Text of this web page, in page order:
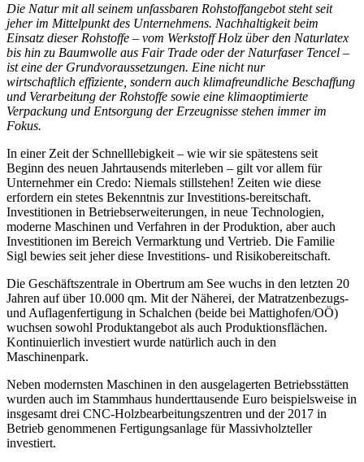
Die Natur mit all seinem unfassbaren Rohstoffangebot steht seit
jeher im Mittelpunkt des Unternehmens. Nachhaltigkeit beim
Einsatz dieser Rohstoffe – vom Werkstoff Holz über den Naturlatex
bis hin zu Baumwolle aus Fair Trade oder der Naturfaser Tencel –
ist eine der Grundvoraussetzungen. Eine nicht nur
wirtschaftlich effiziente, sondern auch klimafreundliche Beschaffung
und Verarbeitung der Rohstoffe sowie eine klimaoptimierte
Verpackung und Entsorgung der Erzeugnisse stehen immer im
Fokus.
In einer Zeit der Schnelllebigkeit – wie wir sie spätestens seit
Beginn des neuen Jahrtausends miterleben – gilt vor allem für
Unternehmer ein Credo: Niemals stillstehen! Zeiten wie diese
erfordern ein stetes Bekenntnis zur Investitions-bereitschaft.
Investitionen in Betriebserweiterungen, in neue Technologien,
moderne Maschinen und Verfahren in der Produktion, aber auch
Investitionen im Bereich Vermarktung und Vertrieb. Die Familie
Sigl bewies seit jeher diese Investitions- und Risikobereitschaft.
Die Geschäftszentrale in Obertrum am See wuchs in den letzten 20
Jahren auf über 10.000 qm. Mit der Näherei, der Matratzenbezugs-
und Auflagenfertigung in Schalchen (beide bei Mattighofen/OÖ)
wuchsen sowohl Produktangebot als auch Produktionsflächen.
Kontinuierlich investiert wurde natürlich auch in den
Maschinenpark.
Neben modernsten Maschinen in den ausgelagerten Betriebsstätten
wurden auch im Stammhaus hunderttausende Euro beispielsweise in
insgesamt drei CNC-Holzbearbeitungszentren und der 2017 in
Betrieb genommenen Fertigungsanlage für Massivholzteller
investiert.